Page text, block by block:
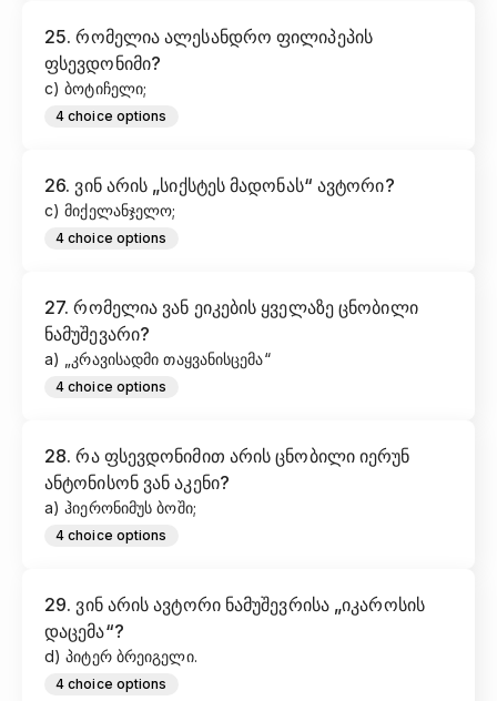
25.რომელია ალესანდრო ფილიპეპის
ფსევდონიმი?
c) ბოტიჩელი;
4 choice options
26. ვინ არის „სიქსტეს მადონას“ ავტორი?
c) მიქელანჯელო;
4 choice options
27.რომელია ვან ეიკების ყველაზე ცნობილი
ნამუშევარი?
a) „კრავისადმი თაყვანისცემა“
4 choice options
28.რა ფსევდონიმით არის ცნობილი იერუნ
ანტონისონ ვან აკენი?
a) ჰიერონიმუს ბოში;
4 choice options
29. ვინ არის ავტორი ნამუშევრისა „იკაროსის
დაცემა“?
d) პიტერ ბრეიგელი.
4 choice options